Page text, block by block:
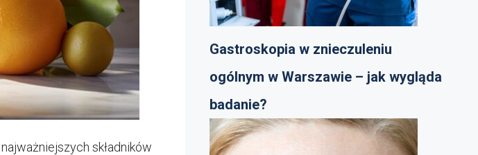
składników
Gastroskopia w znieczuleniu
ogólnym w Warszawie – jak wygląda
badanie?